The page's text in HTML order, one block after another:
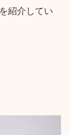
紹介してい